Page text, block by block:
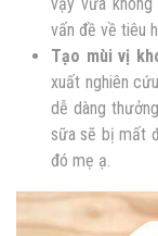
vấn đề về tiêu
Tạo mùi vị
xuất nghiên
dễ dàng
sữa sẽ bị mất
đó mẹ ạ.